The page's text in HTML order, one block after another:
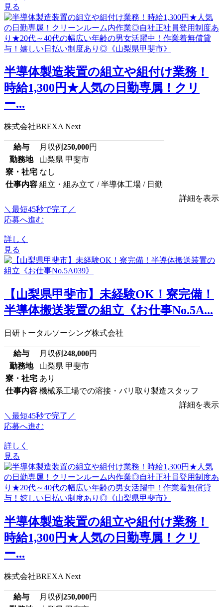
見る
半導体製造装置の組立や組付け業務！
時給1,300円★人気の日勤専属！クリ
ー...
株式会社BREXA Next
給与 月収例250,000円
勤務地
山梨県 甲斐市
寮・社宅 なし
仕事内容 組立・組み立て / 半導体工場 / 日勤
詳細を表示
＼最短45秒で完了／
応募へ進む
詳しく
見る
【山梨県甲斐市】未経験OK！寮完備！
半導体搬送装置の組立《お仕事No.5A...
日研トータルソーシング株式会社
給与 月収例248,000円
勤務地
山梨県 甲斐市
寮・社宅 あり
仕事内容 機械系工場での溶接・バリ取り製造スタッフ
詳細を表示
＼最短45秒で完了／
応募へ進む
詳しく
見る
半導体製造装置の組立や組付け業務！
時給1,300円★人気の日勤専属！クリ
ー...
株式会社BREXA Next
給与 月収例250,000円